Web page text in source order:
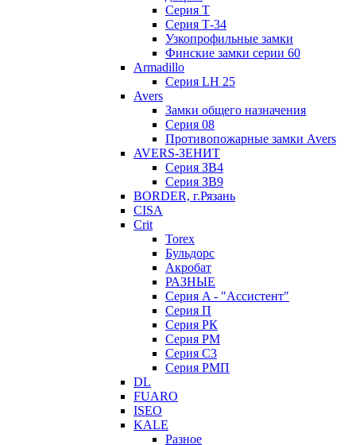
Серия Т
Серия Т-34
Узкопрофильные замки
Финские замки серии 60
Armadillo
Серия LH 25
Avers
Замки общего назначения
Серия 08
Противопожарные замки Avers
AVERS-ЗЕНИТ
Серия ЗВ4
Серия ЗВ9
BORDER, г.Рязань
CISA
Crit
Torex
Бульдорс
Акробат
РАЗНЫЕ
Серия A - "Ассистент"
Серия П
Серия РК
Серия РМ
Серия С3
Серия РМП
DL
FUARO
ISEO
KALE
Разное